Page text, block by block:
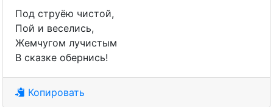
Под струёю чистой,
Пой и веселись,
Жемчугом лучистым
В сказке обернись!
Копировать